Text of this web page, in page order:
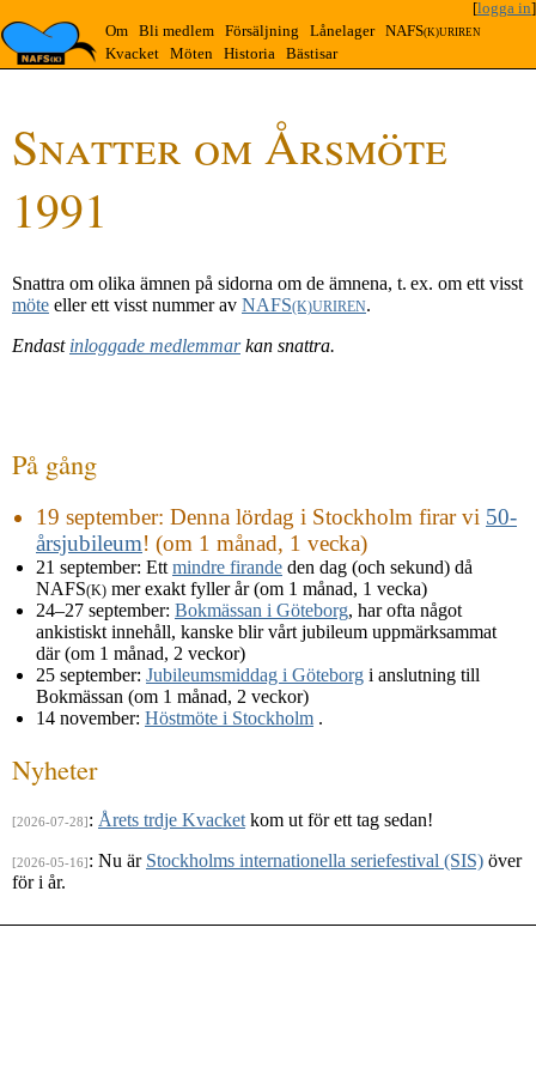
[logga in]
Om
Bli medlem Försäljning Lånelager NAFS(K)URIREN
Kvacket Möten Historia Bästisar
Snatter om Årsmöte
1991
Snattra om olika ämnen på sidorna om de ämnena, t. ex. om ett visst
möte eller ett visst nummer av NAFS(K)URIREN.
Endast inloggade medlemmarkan snattra.
På gång
19 september: Denna lördag i Stockholm firar vi 50-
årsjubileum! (om 1 månad, 1 vecka)
21 september: Ett mindre firande den dag (och sekund) då
NAFS(K) mer exakt fyller år (om 1 månad, 1 vecka)
24–27 september: Bokmässan i Göteborg, har ofta något
ankistiskt innehåll, kanske blir vårt jubileum uppmärksammat
där (om 1 månad, 2 veckor)
25 september: Jubileumsmiddag i Göteborg i anslutning till
Bokmässan (om 1 månad, 2 veckor)
14 november: Höstmöte i Stockholm .
Nyheter
[2026-07-28]: Årets trdje Kvacket kom ut för ett tag sedan!
[2026-05-16]: Nu är Stockholms internationella seriefestival (SIS) över
för i år.